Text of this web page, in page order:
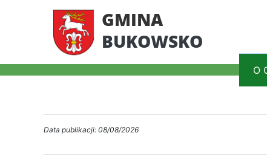
GMINA
BUKOWSKO
O
Data publikacji: 08/08/2026